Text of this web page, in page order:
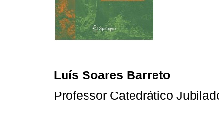
Luís Soares Barreto
Professor Catedrático